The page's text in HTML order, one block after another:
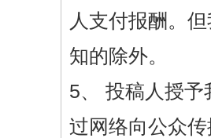
人支付报酬。
知的除外。
5、 投稿人授
过网络向公众